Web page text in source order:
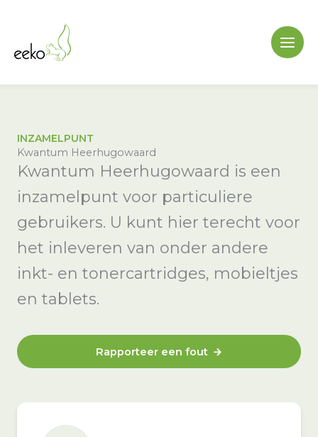
inhoud
INZAMELPUNT
Kwantum Heerhugowaard
Kwantum Heerhugowaard is een
inzamelpunt voor particuliere
gebruikers. U kunt hier terecht voor
het inleveren van onder andere
inkt- en tonercartridges, mobieltjes
en tablets.
Rapporteer een fout